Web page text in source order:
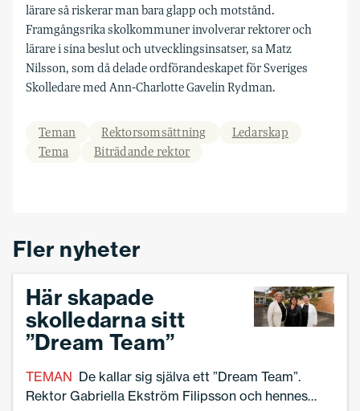
lärare så riskerar man bara glapp och motstånd.
Framgångsrika skolkommuner involverar rektorer och
lärare i sina beslut och utvecklingsinsatser, sa Matz
Nilsson, som då delade ordförande­skapet för Sveriges
Skolledare med Ann-Charlotte Gavelin Rydman.
Teman Rektorsomsättning
Ledarskap
Tema
Biträdande rektor
Fler nyheter
Här skapade
skolledarna sitt
”Dream Team”
TEMAN De kallar sig själva ett ”Dream Team”.
Rektor Gabriella Ekström Filipsson och hennes